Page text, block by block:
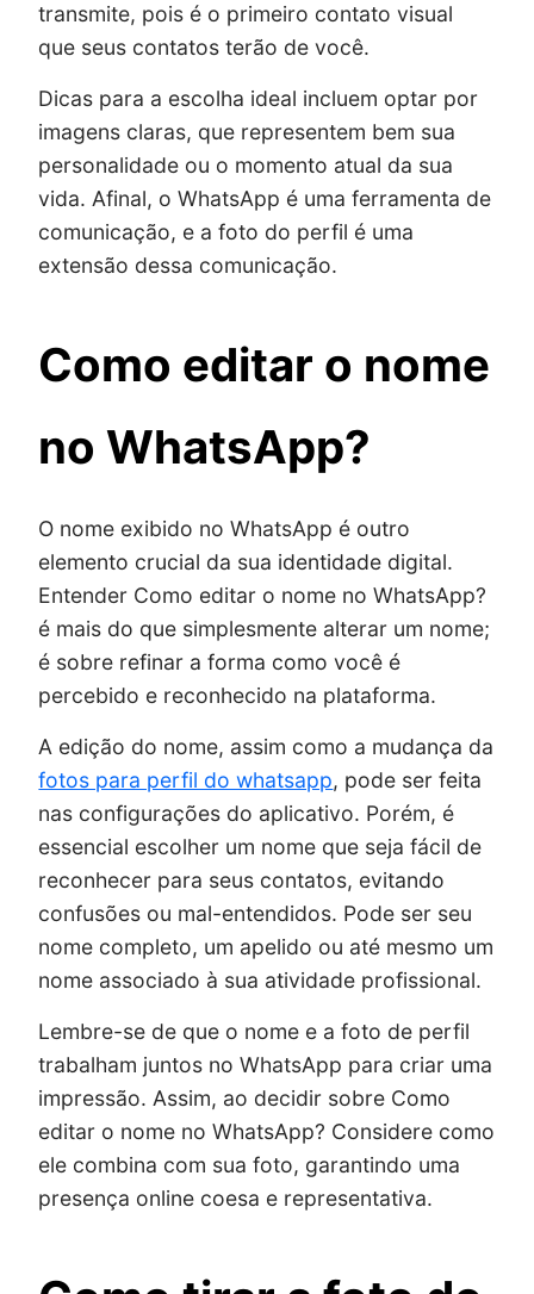
transmite, pois é o primeiro contato visual
que seus contatos terão de você.
Dicas para a escolha ideal incluem optar por
imagens claras, que representem bem sua
personalidade ou o momento atual da sua
vida. Afinal, o WhatsApp é uma ferramenta de
comunicação, e a foto do perfil é uma
extensão dessa comunicação.
Como editar o nome
no WhatsApp?
O nome exibido no WhatsApp é outro
elemento crucial da sua identidade digital.
Entender Como editar o nome no WhatsApp?
é mais do que simplesmente alterar um nome;
é sobre refinar a forma como você é
percebido e reconhecido na plataforma.
A edição do nome, assim como a mudança da
fotos para perfil do whatsapp, pode ser feita
nas configurações do aplicativo. Porém, é
essencial escolher um nome que seja fácil de
reconhecer para seus contatos, evitando
confusões ou mal-entendidos. Pode ser seu
nome completo, um apelido ou até mesmo um
nome associado à sua atividade profissional.
Lembre-se de que o nome e a foto de perfil
trabalham juntos no WhatsApp para criar uma
impressão. Assim, ao decidir sobre Como
editar o nome no WhatsApp? Considere como
ele combina com sua foto, garantindo uma
presença online coesa e representativa.